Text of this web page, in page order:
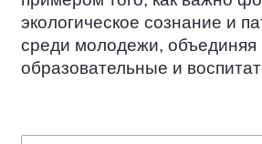
экологическое сознание и
среди молодежи, объединяя
образовательные и